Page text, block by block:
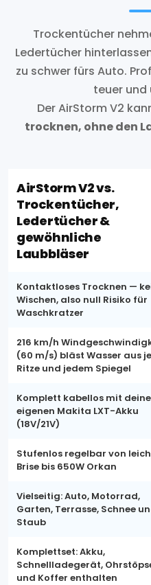
Trockentücher
Ledertücher
zu schwer fürs Auto.
teuer und
Der AirStorm V2
trocknen, ohne den
AirStorm V2 vs.
Trockentücher,
Ledertücher &
gewöhnliche
Laubbläser
Kontaktloses Trocknen —
Wischen, also null Risiko für
Waschkratzer
216 km/h
(60 m/s) bläst Wasser aus
Ritze und jedem Spiegel
Komplett kabellos mit
eigenen Makita LXT-Akku
(18V/21V)
Stufenlos regelbar von
Brise bis 650W Orkan
Vielseitig: Auto, Motorrad,
Garten, Terrasse, Schnee
Staub
Komplettset: Akku,
Schnellladegerät,
und Koffer enthalten